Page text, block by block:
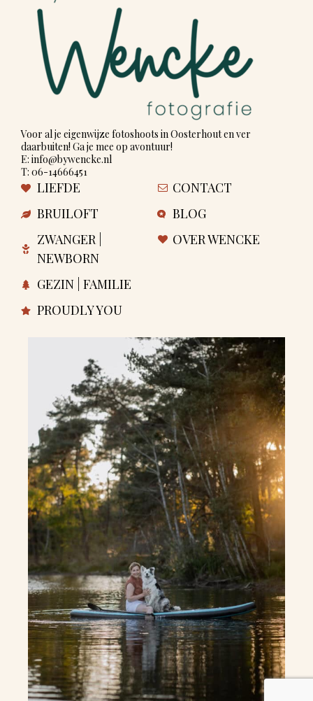
Voor al je eigenwijze fotoshoots in Oosterhout en ver
daarbuiten! Ga je mee op avontuur!
E: info@bywencke.nl
T: 06-14666451
LIEFDE
BRUILOFT
ZWANGER |
NEWBORN
GEZIN | FAMILIE
PROUDLY YOU
CONTACT
BLOG
OVER WENCKE